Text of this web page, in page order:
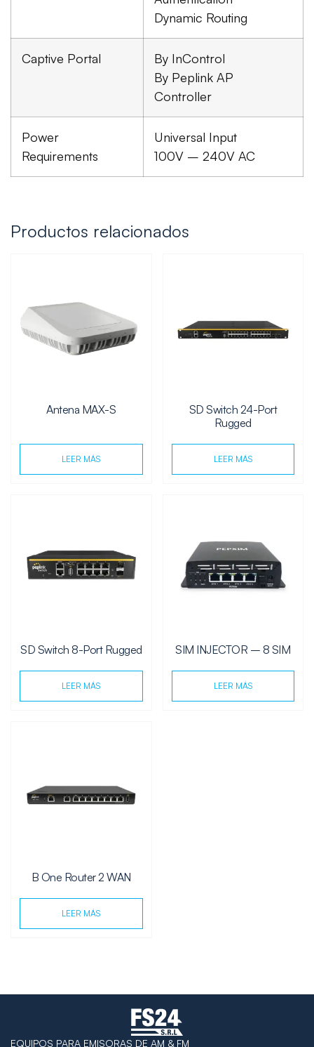
Dynamic Routing
Captive Portal
By InControl
By Peplink AP
Controller
Power
Requirements
Universal Input
100V – 240V AC
Productos relacionados
Antena MAX-S
LEER MÁS
SD Switch 24-Port
Rugged
LEER MÁS
SD Switch 8-Port Rugged
LEER MÁS
SIM INJECTOR – 8 SIM
LEER MÁS
B One Router 2 WAN
LEER MÁS
EQUIPOS PARA EMISORAS DE AM & FM